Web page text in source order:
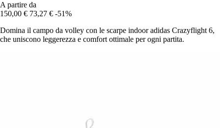
A partire da
150,00 € 73,27 € -51%
Domina il campo da volley con le scarpe indoor adidas Crazyflight 6,
che uniscono leggerezza e comfort ottimale per ogni partita.